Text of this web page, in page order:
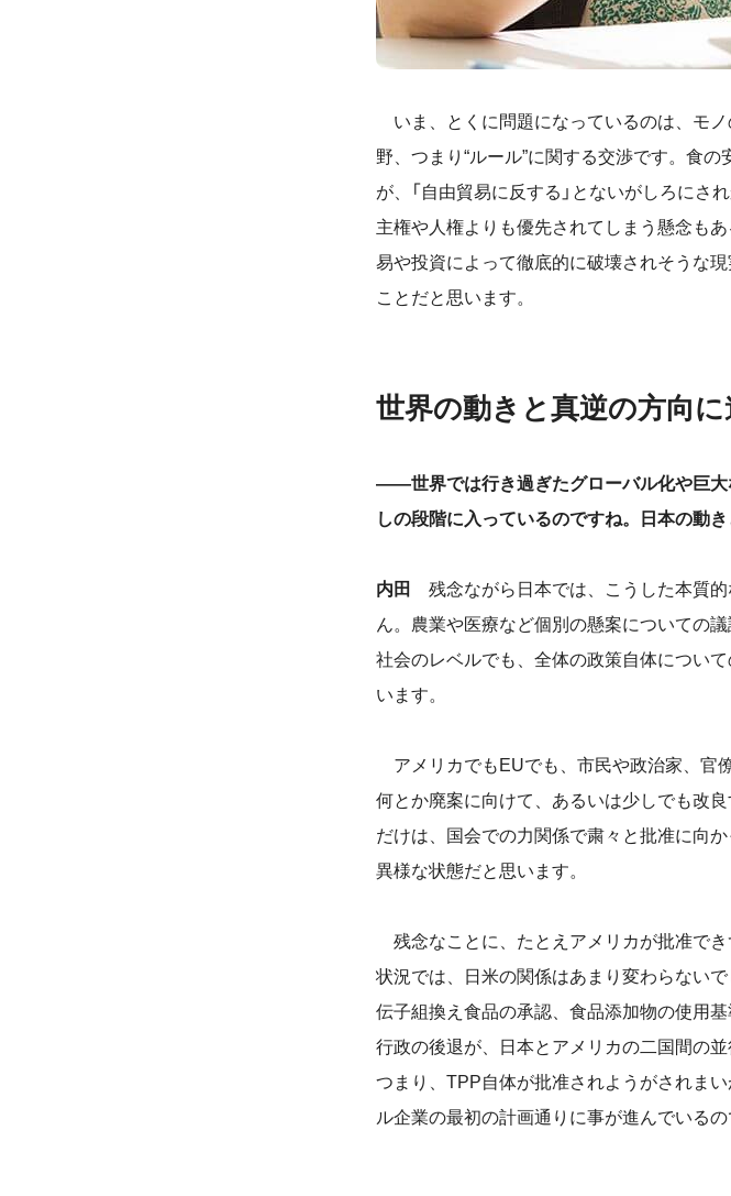
いま、とくに問題になっているのは、モ
野、つまり“ルール”に関する交渉です。食
が、「自由貿易に反する」とないがしろに
主権や人権よりも優先されてしまう懸念も
易や投資によって徹底的に破壊されそうな
ことだと思います。
世界の動きと真逆の方向
――世界では行き過ぎたグローバル化や巨大
しの段階に入っているのですね。日本の動
内田
残念ながら日本では、こうした本質
ん。農業や医療など個別の懸案についての
社会のレベルでも、全体の政策自体につい
います。
アメリカでもEUでも、市民や政治家、官
何とか廃案に向けて、あるいは少しでも改
だけは、国会での力関係で粛々と批准に向
異様な状態だと思います。
残念なことに、たとえアメリカが批准で
状況では、日米の関係はあまり変わらない
伝子組換え食品の承認、食品添加物の使用
行政の後退が、日本とアメリカの二国間の
つまり、TPP自体が批准されようがされま
ル企業の最初の計画通りに事が進んでいるの